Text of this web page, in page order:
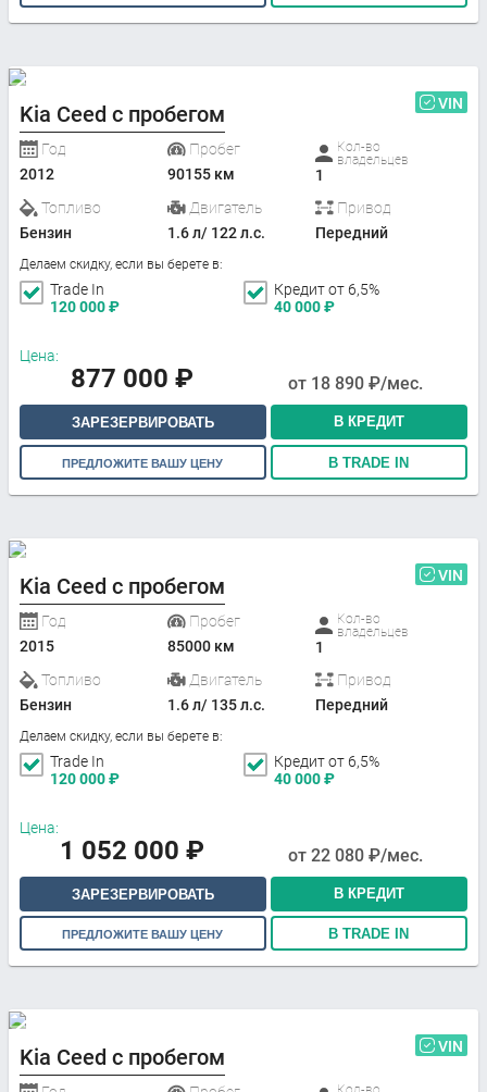
Kia Ceed с пробегом VIN
Год
2012
Пробег
90155 км
Кол-во
владельцев
1
Топливо
Бензин
Двигатель
1.6 л/ 122 л.с.
Привод
Передний
Делаем скидку, если вы берете в:
Trade In
120 000₽
Кредит от 6,5%
40 000₽
Цена:
877 000 ₽ от 18 890 ₽/мес.
ЗАРЕЗЕРВИРОВАТЬ В КРЕДИТ
ПРЕДЛОЖИТЕ ВАШУ ЦЕНУ В TRADE IN
Kia Ceed с пробегом VIN
Год
2015
Пробег
85000 км
Кол-во
владельцев
1
Топливо
Бензин
Двигатель
1.6 л/ 135 л.с.
Привод
Передний
Делаем скидку, если вы берете в:
Trade In
120 000₽
Кредит от 6,5%
40 000₽
Цена:
1 052 000 ₽ от 22 080 ₽/мес.
ЗАРЕЗЕРВИРОВАТЬ В КРЕДИТ
ПРЕДЛОЖИТЕ ВАШУ ЦЕНУ В TRADE IN
Kia Ceed с пробегом VIN